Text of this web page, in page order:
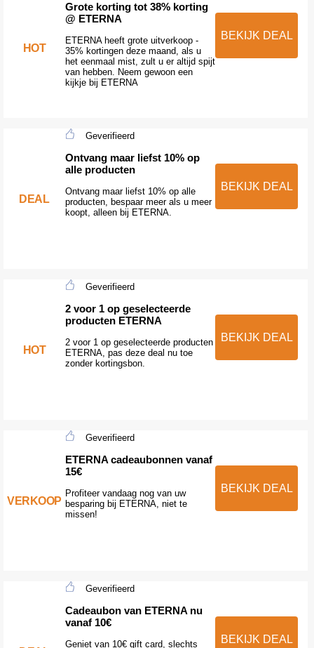
HOT
Grote korting tot 38% korting
@ ETERNA
ETERNA heeft grote uitverkoop -
35% kortingen deze maand, als u
het eenmaal mist, zult u er altijd spijt
van hebben. Neem gewoon een
kijkje bij ETERNA
BEKIJK DEAL
DEAL
Geverifieerd
Ontvang maar liefst 10% op
alle producten
Ontvang maar liefst 10% op alle
producten, bespaar meer als u meer
koopt, alleen bij ETERNA.
BEKIJK DEAL
HOT
Geverifieerd
2 voor 1 op geselecteerde
producten ETERNA
2 voor 1 op geselecteerde producten
ETERNA, pas deze deal nu toe
zonder kortingsbon.
BEKIJK DEAL
VERKOOP
Geverifieerd
ETERNA cadeaubonnen vanaf
15€
Profiteer vandaag nog van uw
besparing bij ETERNA, niet te
missen!
BEKIJK DEAL
Geverifieerd
Cadeaubon van ETERNA nu
vanaf 10€
Geniet van 10€ gift card, slechts BEKIJK DEAL